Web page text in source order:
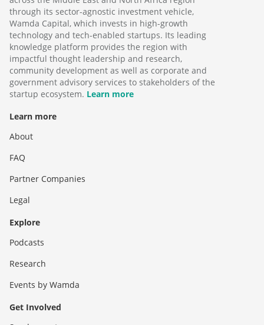
through its sector-agnostic investment vehicle,
Wamda Capital, which invests in high-growth
technology and tech-enabled startups. Its leading
knowledge platform provides the region with
impactful thought leadership and research,
community development as well as corporate and
government advisory services to stakeholders of the
startup ecosystem. Learn more
Learn more
About
FAQ
Partner Companies
Legal
Explore
Podcasts
Research
Events by Wamda
Get Involved